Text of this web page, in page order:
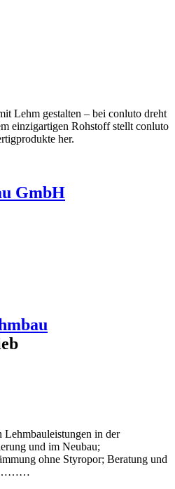
Lehm gestalten – bei conluto dreht
einzigartigen Rohstoff stellt conluto
her.
GmbH
in der
und im Neubau;
ohne Styropor; Beratung und